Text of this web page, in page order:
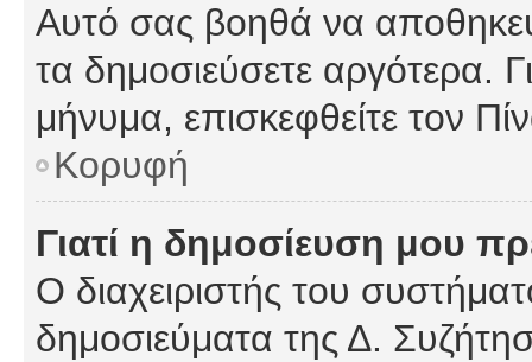
Αυτό σας βοηθά να
τα δημοσιεύσετε αργότερα.
μήνυμα, επισκεφθείτε τον
Κορυφή
Γιατί η δημοσίευση μου
Ο διαχειριστής του
δημοσιεύματα της Δ.